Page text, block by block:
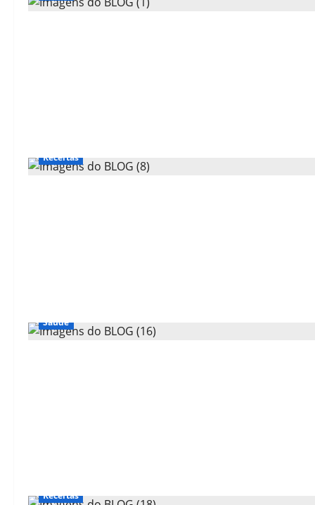
Receitas
Saúde
Receitas